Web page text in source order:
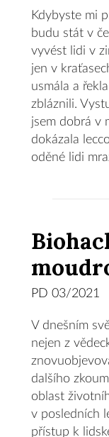
Kdybyste mi
budu stát v
vyvést lidi v
jen v
usmála a
zbláznili.
jsem dobrá v
dokázala
oděné lidi
PD 03/2021
V dnešním
nejen z
dalšího
oblast
v posledních
přístup k